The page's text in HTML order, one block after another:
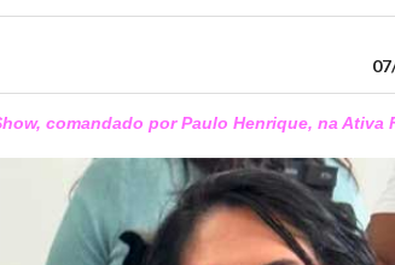
comandado por Paulo Henrique, na Ativa